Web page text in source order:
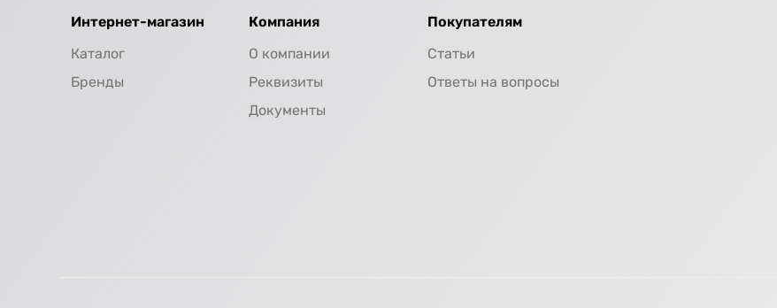
Интернет-магазин
Каталог
Бренды
Компания
О компании
Реквизиты
Документы
Покупателям
Статьи
Ответы на вопросы